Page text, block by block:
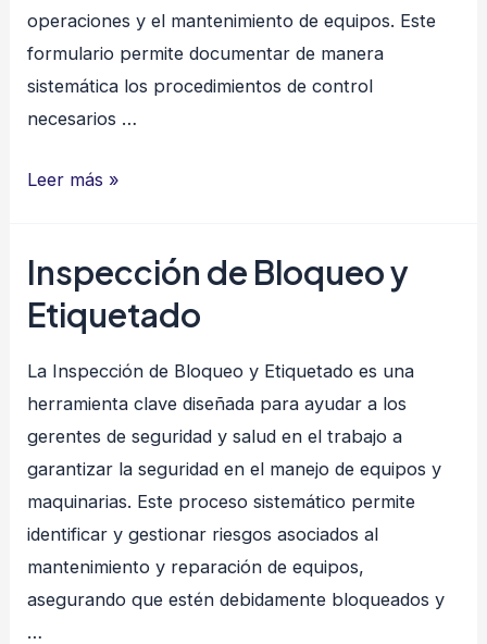
operaciones y el mantenimiento de equipos. Este
formulario permite documentar de manera
sistemática los procedimientos de control
necesarios …
Control
Peligrosas
Leer más »
Inspección de Bloqueo y
Etiquetado
La Inspección de Bloqueo y Etiquetado es una
herramienta clave diseñada para ayudar a los
gerentes de seguridad y salud en el trabajo a
garantizar la seguridad en el manejo de equipos y
maquinarias. Este proceso sistemático permite
identificar y gestionar riesgos asociados al
mantenimiento y reparación de equipos,
asegurando que estén debidamente bloqueados y
…